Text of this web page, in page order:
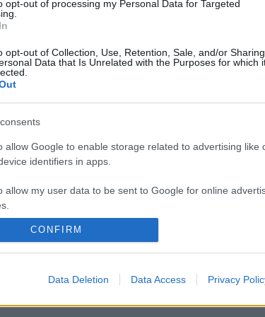
opt-out of processing my Personal Data for Targeted
opt-out of Collection, Use, Retention, Sale, and/or Sharing
Data that Is Unrelated with the Purposes for which
allow Google to enable storage related to advertising like
identifiers in apps.
allow my user data to be sent to Google for online
allow Google to send me personalized advertising.
identifiers in apps.
CONFIRM
Data Deletion Data Access Privacy
TETTE…” –
A DOMBOS FEST
VÁLOGATOTT
tartalomnak minősülnek, értük aszolgáltatás technikaiüzemeltetője
a blog szerkesztőjéhez. Részletek a